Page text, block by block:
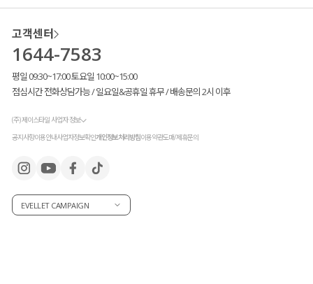
고객센터
1644-7583
평일 09:30~17:00 토요일 10:00~15:00
점심시간 전화상담가능 / 일요일&공휴일 휴무 / 배송문의 2시 이후
(주) 제이스타일 사업자 정보
공지사항이용안내사업자정보확인개인정보처리방침이용약관도매/제휴문의
EVELLET CAMPAIGN